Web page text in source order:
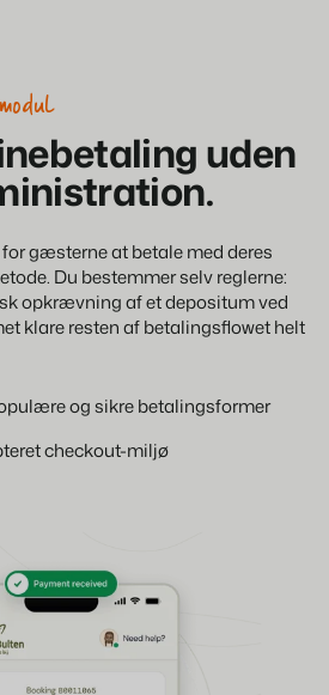
uden
gæsterne at betale med deres
Du bestemmer selv reglerne:
opkrævning af et depositum ved
klare resten af betalingsflowet helt
og sikre betalingsformer
checkout-miljø